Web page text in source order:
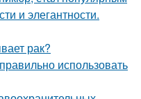
и элегантности.
рак?
использовать